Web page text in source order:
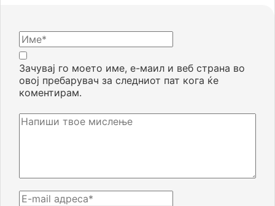
Зачувај го моето име, е-маил и веб страна во
овој пребарувач за следниот пат кога ќе
коментирам.